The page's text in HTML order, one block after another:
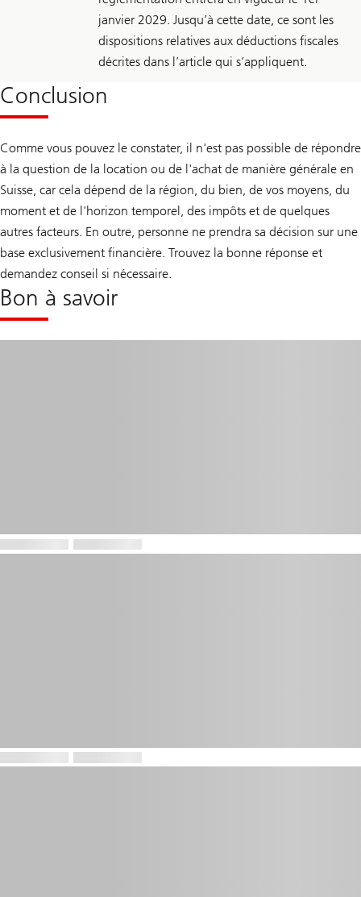
janvier 2029. Jusqu’à cette date, ce sont les
dispositions relatives aux déductions fiscales
décrites dans l’article qui s’appliquent.
Conclusion
Comme vous pouvez le constater, il n'est pas possible de répondre
à la question de la location ou de l'achat de manière générale en
Suisse, car cela dépend de la région, du bien, de vos moyens, du
moment et de l'horizon temporel, des impôts et de quelques
autres facteurs. En outre, personne ne prendra sa décision sur une
base exclusivement financière. Trouvez la bonne réponse et
demandez conseil si nécessaire.
Bon à savoir